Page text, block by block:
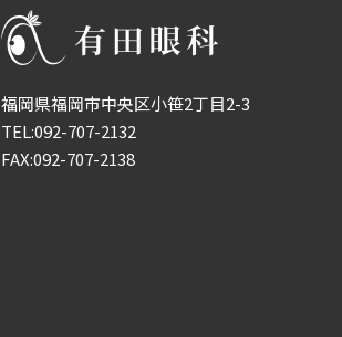
福岡県福岡市中央区小笹2丁目2-3
TEL:092-707-2132
FAX:092-707-2138